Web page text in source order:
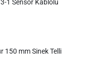
3-1 Sensör Kablolu
150 mm Sinek Telli